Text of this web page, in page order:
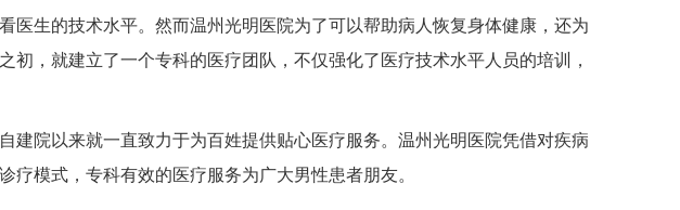
生的技术水平。然而温州光明医院为了可以帮助病人恢复身体健康，还为
初，就建立了一个专科的医疗团队，不仅强化了医疗技术水平人员的培训，
院以来就一直致力于为百姓提供贴心医疗服务。温州光明医院凭借对疾病
疗模式，专科有效的医疗服务为广大男性患者朋友。